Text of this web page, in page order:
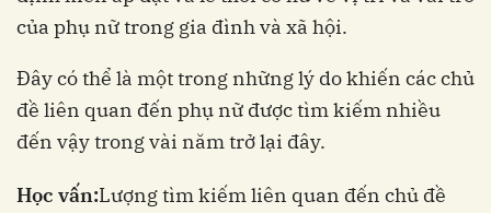
của phụ nữ trong gia đình và xã hội.
Đây có thể là một trong những lý do khiến các chủ
đề liên quan đến phụ nữ được tìm kiếm nhiều
đến vậy trong vài năm trở lại đây.
Học vấn:Lượng tìm kiếm liên quan đến chủ đề